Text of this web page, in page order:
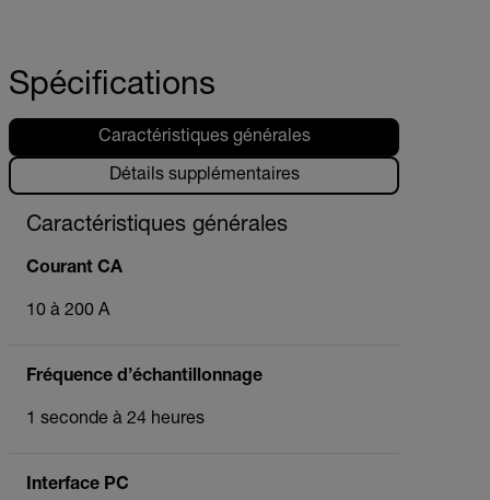
Spécifications
Caractéristiques générales
Détails supplémentaires
Caractéristiques générales
Courant CA
10 à 200 A
Fréquence d’échantillonnage
1 seconde à 24 heures
Interface PC